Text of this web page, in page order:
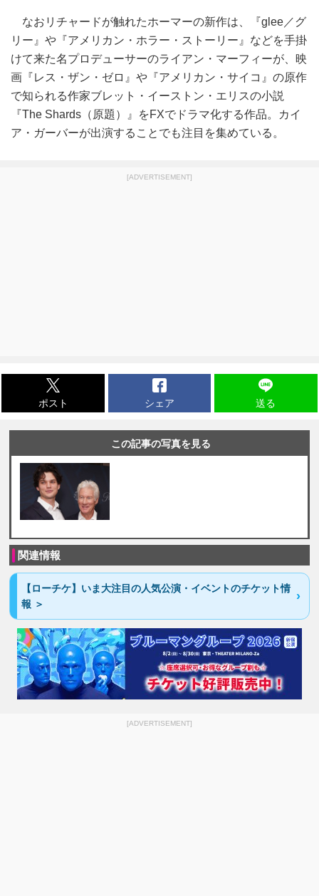
なおリチャードが触れたホーマーの新作は、『glee／グ
リー』や『アメリカン・ホラー・ストーリー』などを手掛
けて来た名プロデューサーのライアン・マーフィーが、映
画『レス・ザン・ゼロ』や『アメリカン・サイコ』の原作
で知られる作家ブレット・イーストン・エリスの小説
『The Shards（原題）』をFXでドラマ化する作品。カイ
ア・ガーバーが出演することでも注目を集めている。
[ADVERTISEMENT]
ポスト シェア 送る
この記事の写真を見る
関連情報
【ローチケ】いま大注目の人気公演・イベントのチケット情
報 ＞
[ADVERTISEMENT]